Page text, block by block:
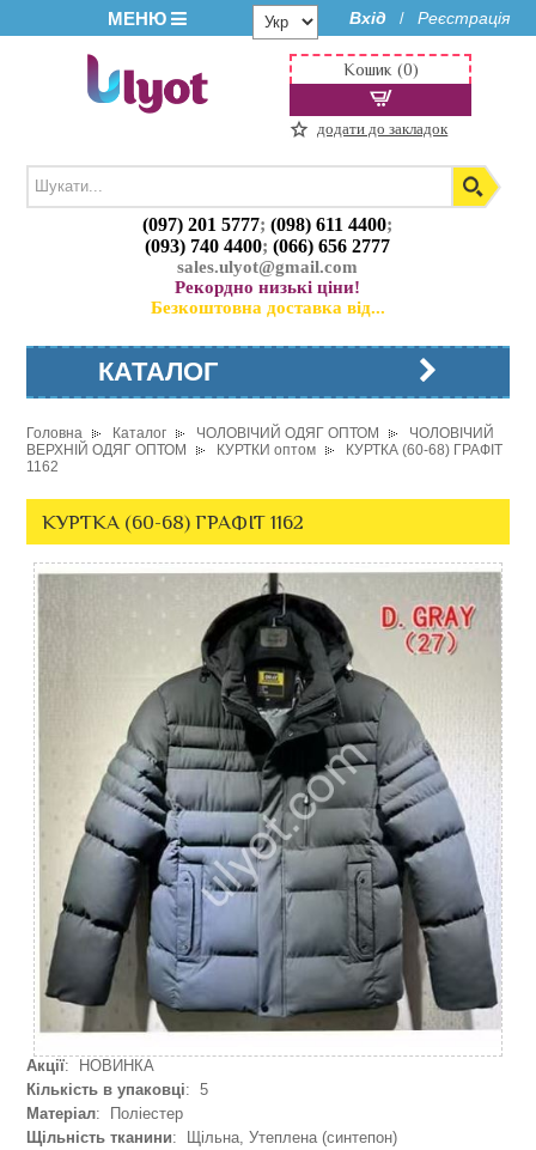
МЕНЮ Вхід / Реєстрація
(097) 201 5777;(098) 611 4400;
(093) 740 4400;(066) 656 2777
sales.ulyot@gmail.com
Рекордно низькі ціни!
Безкоштовна доставка від...
Кошик (0)
додати до закладок
КАТАЛОГ
Головна Каталог ЧОЛОВІЧИЙ ОДЯГ ОПТОМ
ЧОЛОВІЧИЙ
ВЕРХНІЙ ОДЯГ ОПТОМ
КУРТКИ оптом
КУРТКА (60-68) ГРАФІТ
1162
КУРТКА (60-68) ГРАФІТ 1162
Акції: НОВИНКА
Кількість в упаковці: 5
Матеріал: Поліестер
Щільність тканини: Щільна, Утеплена (синтепон)